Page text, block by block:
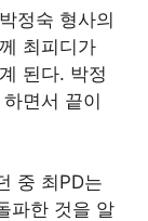
정숙 형사의
최피디가
된다. 박정
면서 끝이
중 최PD는
파한 것을 알